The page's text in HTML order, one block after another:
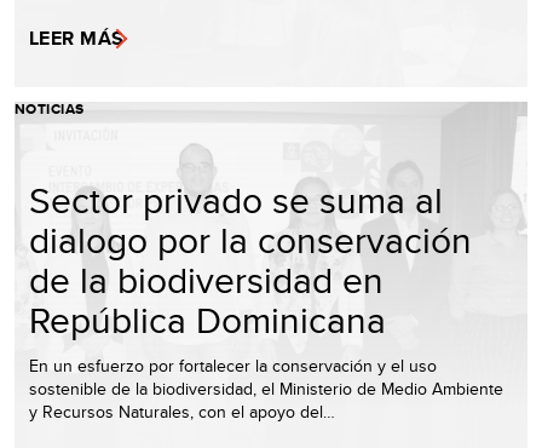
LEER MÁS
NOTICIAS
Sector privado se suma al
dialogo por la conservación
de la biodiversidad en
República Dominicana
En un esfuerzo por fortalecer la conservación y el uso
sostenible de la biodiversidad, el Ministerio de Medio Ambiente
y Recursos Naturales, con el apoyo del…